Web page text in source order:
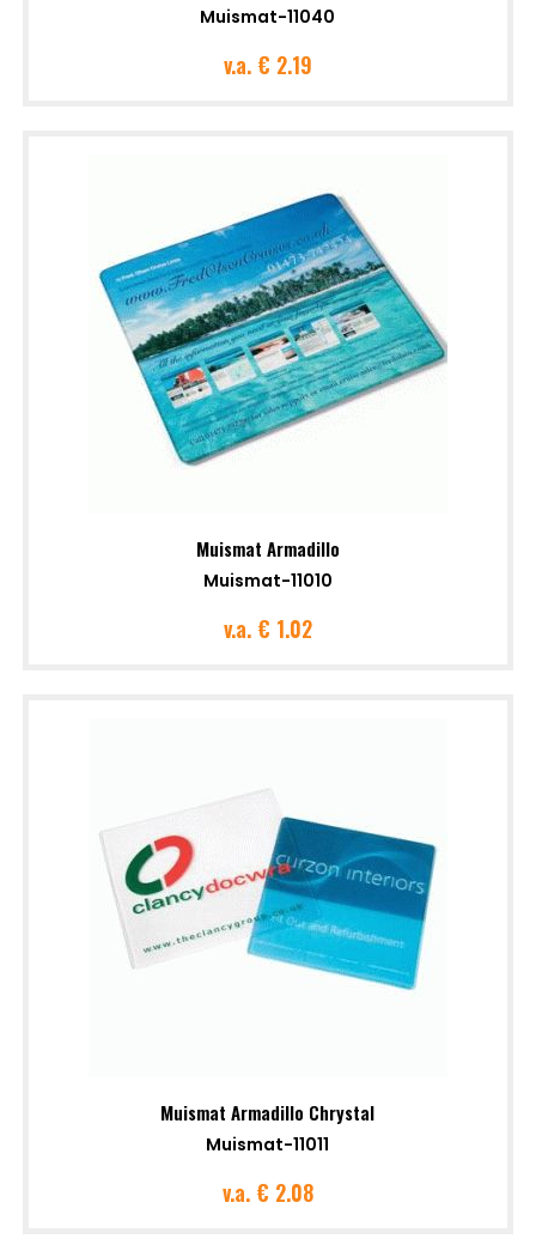
Muismat-11040
v.a.€ 2.19
Muismat Armadillo
Muismat-11010
v.a.€ 1.02
Muismat Armadillo Chrystal
Muismat-11011
v.a.€ 2.08